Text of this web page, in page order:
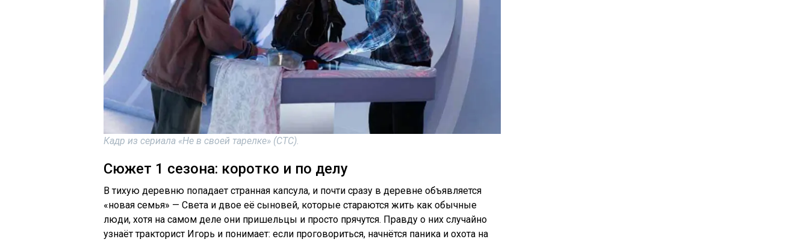
Кадр из сериала «Не в своей тарелке» (СТС).
Сюжет 1 сезона: коротко и по делу
В тихую деревню попадает странная капсула, и почти сразу в деревне объявляется
«новая семья» — Света и двое её сыновей, которые стараются жить как обычные
люди, хотя на самом деле они пришельцы и просто прячутся. Правду о них случайно
узнаёт тракторист Игорь и понимает: если проговориться, начнётся паника и охота на